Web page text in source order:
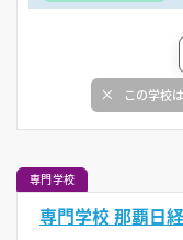
この学校
専門学校
専門学校 那覇日